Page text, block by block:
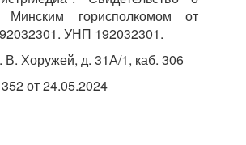
Минским горисполкомом от
УНП 192032301.
В. Хоружей, д. 31А/1, каб. 306
от 24.05.2024